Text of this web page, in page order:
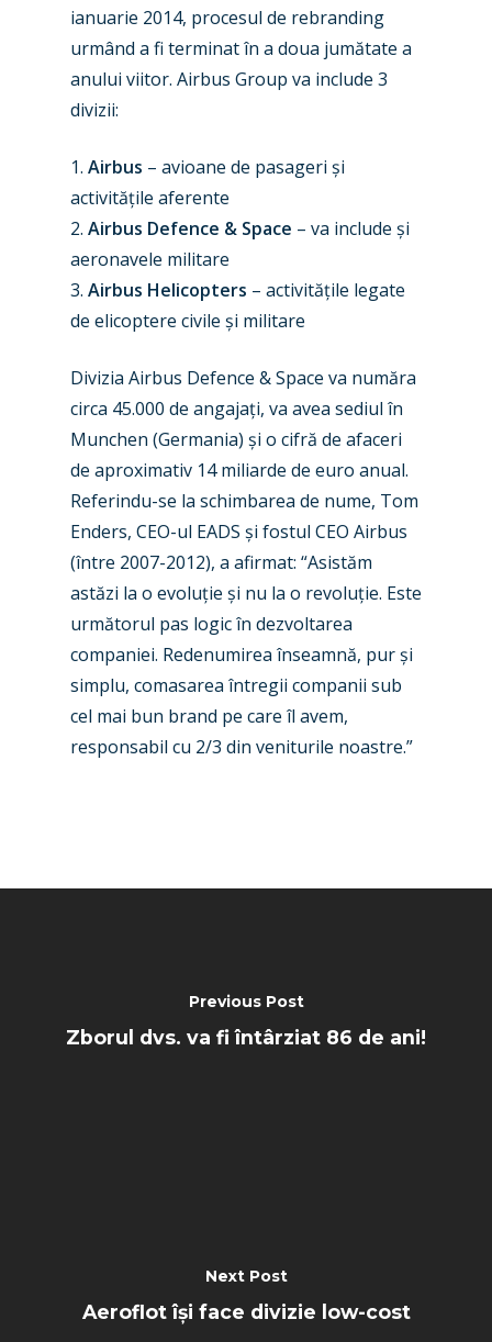
ianuarie 2014, procesul de rebranding
urmând a fi terminat în a doua jumătate a
anului viitor. Airbus Group va include 3
divizii:
1. Airbus – avioane de pasageri și
activitățile aferente
2. Airbus Defence & Space – va include și
aeronavele militare
3. Airbus Helicopters – activitățile legate
de elicoptere civile și militare
Divizia Airbus Defence & Space va număra
circa 45.000 de angajați, va avea sediul în
Munchen (Germania) și o cifră de afaceri
de aproximativ 14 miliarde de euro anual.
Referindu-se la schimbarea de nume, Tom
Enders, CEO-ul EADS și fostul CEO Airbus
(între 2007-2012), a afirmat: “Asistăm
astăzi la o evoluție și nu la o revoluție. Este
următorul pas logic în dezvoltarea
companiei. Redenumirea înseamnă, pur și
simplu, comasarea întregii companii sub
cel mai bun brand pe care îl avem,
responsabil cu 2/3 din veniturile noastre.”
Previous Post
Zborul dvs. va fi întârziat 86 de ani!
Next Post
Aeroflot își face divizie low-cost
New Routes
Accidents / Incidents
Airshows
Farnborough 2024
Farnborough 2022
Dubai 2019
Paris 2019
Trip Reports
Jobs
Contact